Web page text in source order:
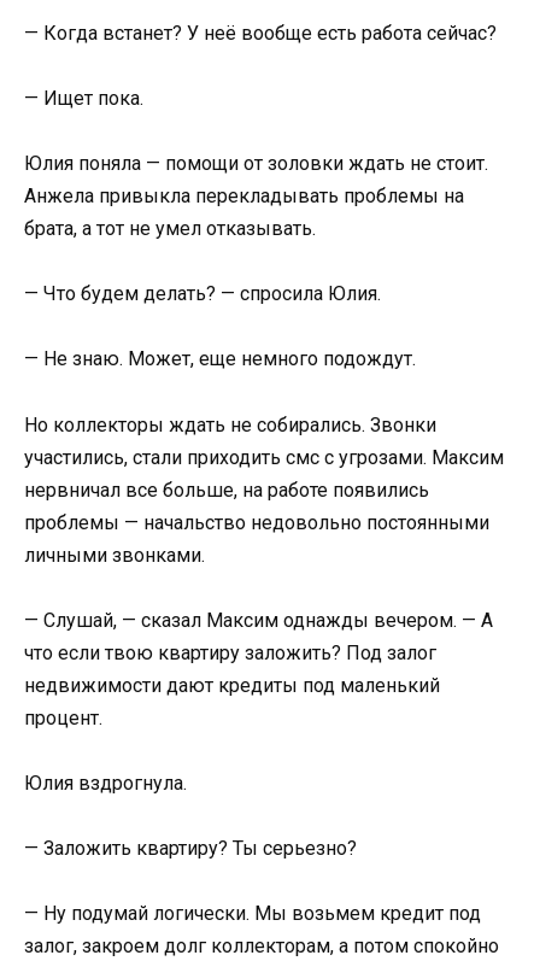
— Когда встанет? У неё вообще есть работа сейчас?
— Ищет пока.
Юлия поняла — помощи от золовки ждать не стоит.
Анжела привыкла перекладывать проблемы на
брата, а тот не умел отказывать.
— Что будем делать? — спросила Юлия.
— Не знаю. Может, еще немного подождут.
Но коллекторы ждать не собирались. Звонки
участились, стали приходить смс с угрозами. Максим
нервничал все больше, на работе появились
проблемы — начальство недовольно постоянными
личными звонками.
— Слушай, — сказал Максим однажды вечером. — А
что если твою квартиру заложить? Под залог
недвижимости дают кредиты под маленький
процент.
Юлия вздрогнула.
— Заложить квартиру? Ты серьезно?
— Ну подумай логически. Мы возьмем кредит под
залог, закроем долг коллекторам, а потом спокойно